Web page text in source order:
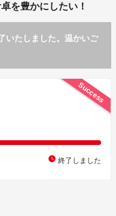
を豊かにしたい！
いたしました。温かいご
Success
watch_later 終了しました